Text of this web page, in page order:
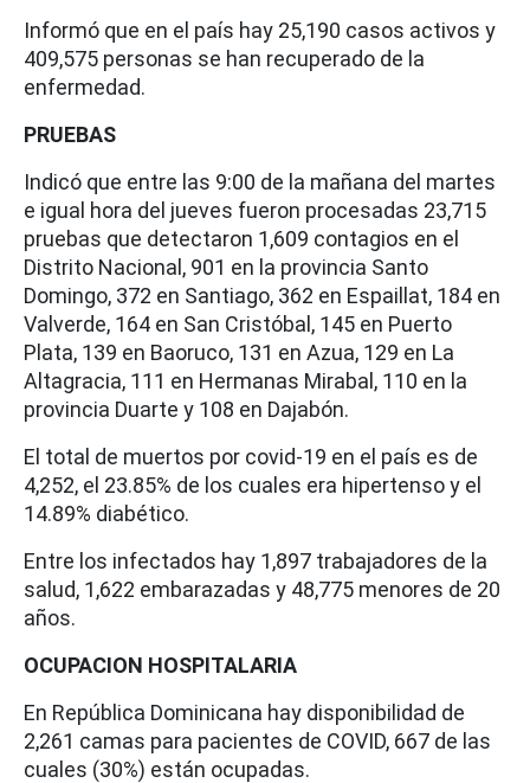
Informó que en el país hay 25,190 casos activos y
409,575 personas se han recuperado de la
enfermedad.
PRUEBAS
Indicó que entre las 9:00 de la mañana del martes
e igual hora del jueves fueron procesadas 23,715
pruebas que detectaron 1,609 contagios en el
Distrito Nacional, 901 en la provincia Santo
Domingo, 372 en Santiago, 362 en Espaillat, 184 en
Valverde, 164 en San Cristóbal, 145 en Puerto
Plata, 139 en Baoruco, 131 en Azua, 129 en La
Altagracia, 111 en Hermanas Mirabal, 110 en la
provincia Duarte y 108 en Dajabón.
El total de muertos por covid-19 en el país es de
4,252, el 23.85% de los cuales era hipertenso y el
14.89% diabético.
Entre los infectados hay 1,897 trabajadores de la
salud, 1,622 embarazadas y 48,775 menores de 20
años.
OCUPACION HOSPITALARIA
En República Dominicana hay disponibilidad de
2,261 camas para pacientes de COVID, 667 de las
cuales (30%) están ocupadas.